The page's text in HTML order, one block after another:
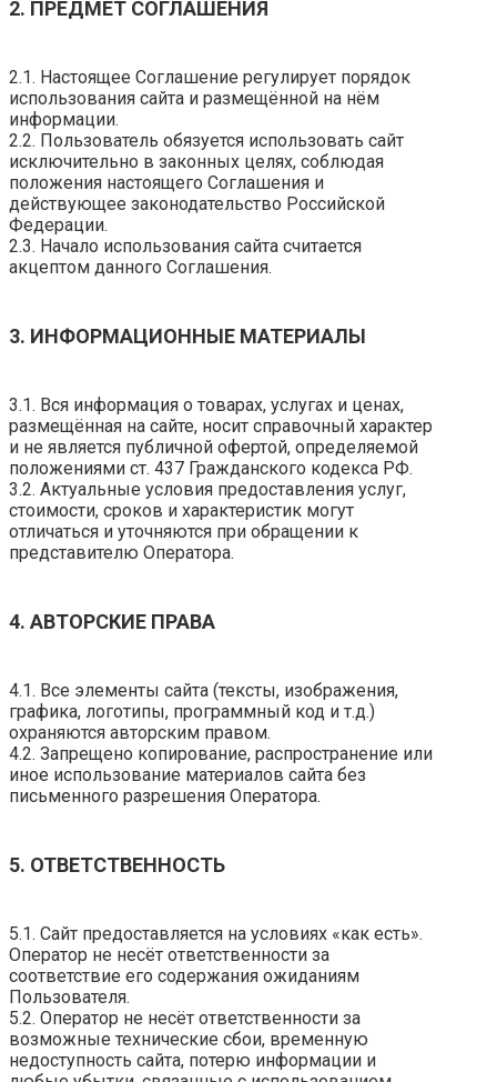
2. ПРЕДМЕТ СОГЛАШЕНИЯ
2.1. Настоящее Соглашение регулирует порядок
использования сайта и размещённой на нём
информации.
2.2. Пользователь обязуется использовать сайт
исключительно в законных целях, соблюдая
положения настоящего Соглашения и
действующее законодательство Российской
Федерации.
2.3. Начало использования сайта считается
акцептом данного Соглашения.
3. ИНФОРМАЦИОННЫЕ МАТЕРИАЛЫ
3.1. Вся информация о товарах, услугах и ценах,
размещённая на сайте, носит справочный характер
и не является публичной офертой, определяемой
положениями ст. 437 Гражданского кодекса РФ.
3.2. Актуальные условия предоставления услуг,
стоимости, сроков и характеристик могут
отличаться и уточняются при обращении к
представителю Оператора.
4. АВТОРСКИЕ ПРАВА
4.1. Все элементы сайта (тексты, изображения,
графика, логотипы, программный код и т.д.)
охраняются авторским правом.
4.2. Запрещено копирование, распространение или
иное использование материалов сайта без
письменного разрешения Оператора.
5. ОТВЕТСТВЕННОСТЬ
5.1. Сайт предоставляется на условиях «как есть».
Оператор не несёт ответственности за
соответствие его содержания ожиданиям
Пользователя.
5.2. Оператор не несёт ответственности за
возможные технические сбои, временную
недоступность сайта, потерю информации и